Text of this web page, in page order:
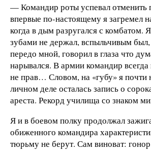
— Командир роты успевал отменить
впервые по-настоящему я загремел
когда в дым разругался с комбатом.
зубами не держал, вспыльчивым был,
передо мной, говорил в глаза что
нарывался. В армии командир
не прав… Словом, на «губу» я почти
личном деле осталась запись о
ареста. Рекорд училища со знаком
Я и в боевом полку продолжал
обиженного командира
тюрьму не берут. Сам виноват: